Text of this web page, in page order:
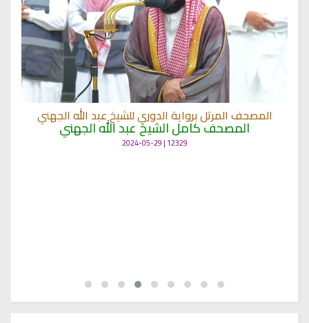
المصحف المرتل برواية الدوري للشيخ عبد الله الجهني
المصحف كامل الشيخ عبد الله الجهني
12329 | 2024-05-29